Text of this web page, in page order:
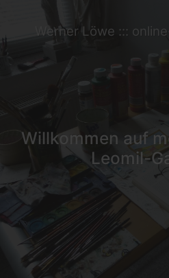
Werner Löwe :::
Willkommen auf
Leomil-